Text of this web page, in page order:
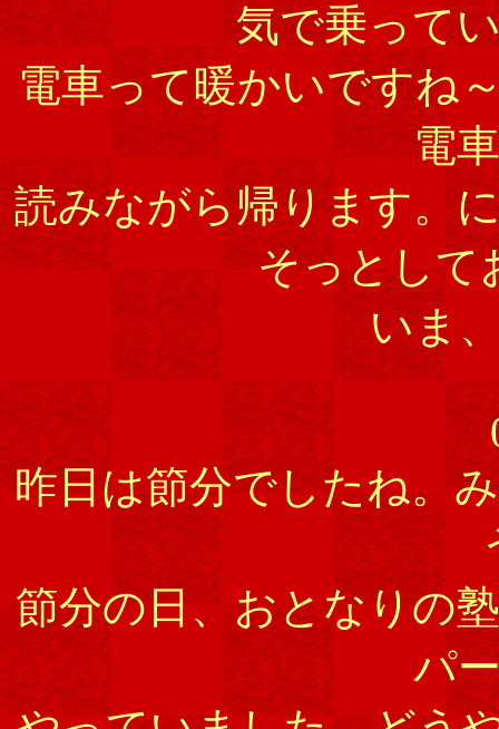
気で乗って
電車って暖かいですね
電
読みながら帰ります。
そっとして
いま
昨日は節分でしたね。
節分の日、おとなりの
パ